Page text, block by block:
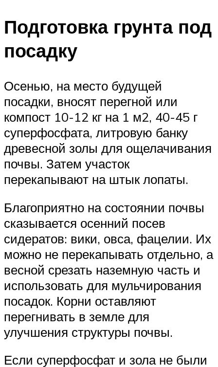
Подготовка грунта под
посадку
Осенью, на место будущей
посадки, вносят перегной или
компост 10-12 кг на 1 м2, 40-45 г
суперфосфата, литровую банку
древесной золы для ощелачивания
почвы. Затем участок
перекапывают на штык лопаты.
Благоприятно на состоянии почвы
сказывается осенний посев
сидератов: вики, овса, фацелии. Их
можно не перекапывать отдельно, а
весной срезать наземную часть и
использовать для мульчирования
посадок. Корни оставляют
перегнивать в земле для
улучшения структуры почвы.
Если суперфосфат и зола не были